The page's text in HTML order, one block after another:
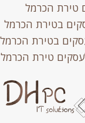
טירת הכרמל
בטירת הכרמל
בטירת הכרמל
טירת הכרמל